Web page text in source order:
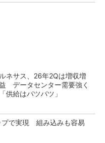
ルネサス、26年2Qは増収増
データセンター需要強く
「供給はパツパツ」
プで実現 組み込みも容易